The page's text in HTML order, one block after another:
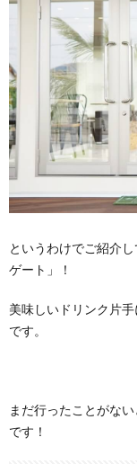
というわけでご紹介
ゲート」！
美味しいドリンク片
です。
まだ行ったことがな
です！